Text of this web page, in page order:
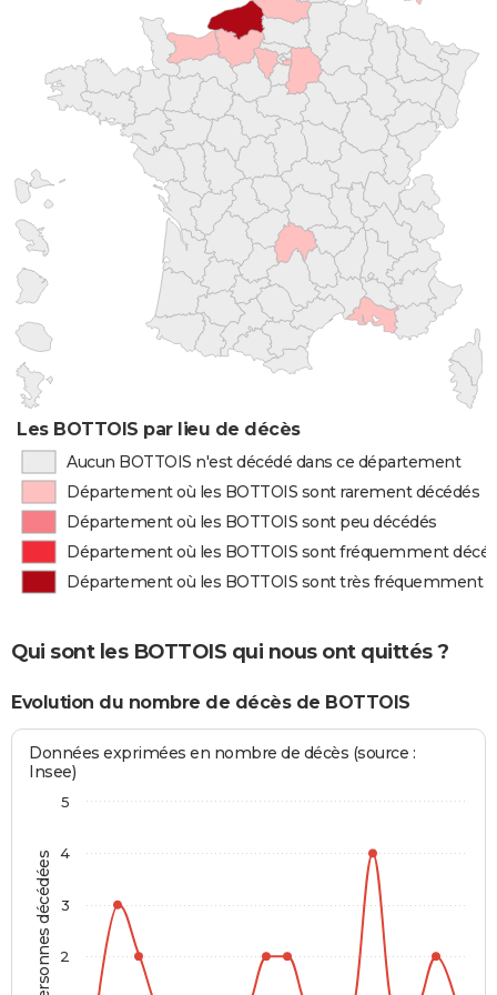
Les BOTTOIS par lieu de décès
Aucun BOTTOIS n'est décédé dans ce département
Département où les BOTTOIS sont rarement décédés
Département où les BOTTOIS sont peu décédés
Département où les BOTTOIS sont fréquemment
Département où les BOTTOIS sont très fréquemment
Qui sont les BOTTOIS qui nous ont quittés ?
Evolution du nombre de décès de BOTTOIS
Personnes décédées
Données exprimées en nombre de décès (source :
Insee)
2
3
4
5